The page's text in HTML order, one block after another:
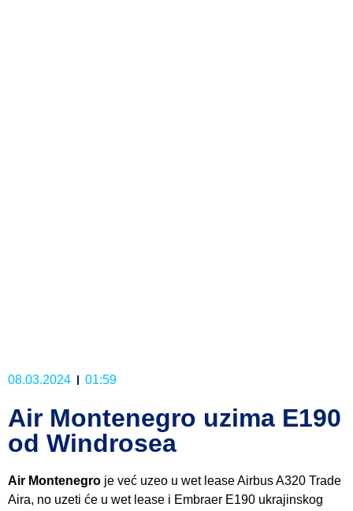
08.03.2024 01:59
Air Montenegro uzima E190
od Windrosea
Air Montenegro je već uzeo u wet lease Airbus A320 Trade
Aira, no uzeti će u wet lease i Embraer E190 ukrajinskog